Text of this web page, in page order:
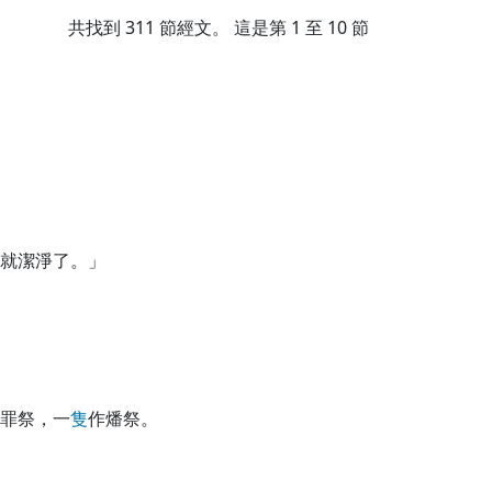
共找到 311 節經文。 這是第 1 至 10 節
潔淨了。」
祭，一隻作燔祭。